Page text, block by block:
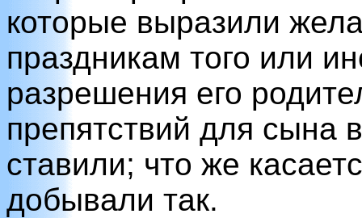
которые выразили
праздникам того или
разрешения его
препятствий для сына
ставили; что же
добывали так.